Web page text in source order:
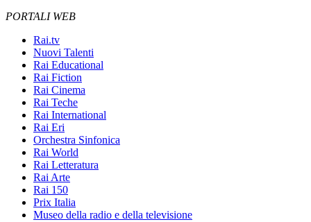
PORTALI WEB
Rai.tv
Nuovi Talenti
Rai Educational
Rai Fiction
Rai Cinema
Rai Teche
Rai International
Rai Eri
Orchestra Sinfonica
Rai World
Rai Letteratura
Rai Arte
Rai 150
Prix Italia
Museo della radio e della televisione